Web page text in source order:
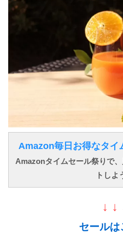
Amazon毎日お得なタイ
Amazonタイムセール祭りで
トしよ
↓ ↓
セールは